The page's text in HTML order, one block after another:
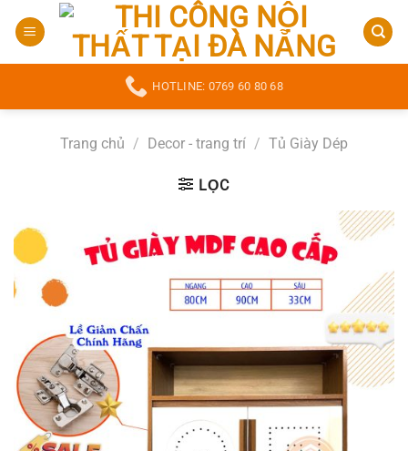
qua
HOTLINE: 0769 60 80 68
Trang chủ / Decor - trang trí / Tủ Giày Dép
LỌC